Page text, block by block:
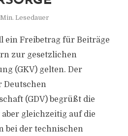
Lesedauer
ein Freibetrag für Beiträge
zur gesetzlichen
(GKV) gelten. Der
Deutschen
(GDV) begrüßt die
gleichzeitig auf die
bei der technischen